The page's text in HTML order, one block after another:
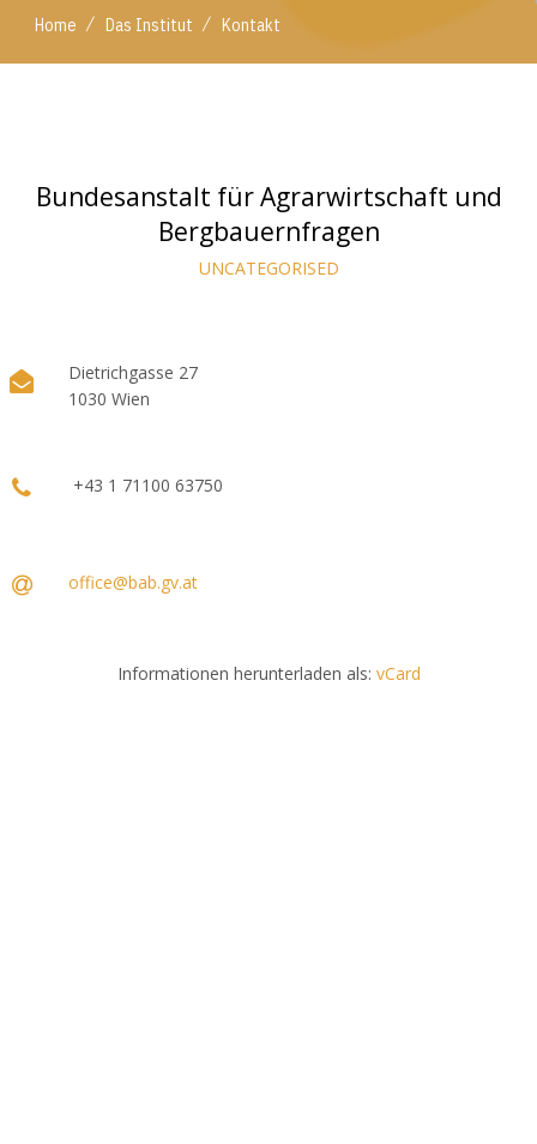
Home / Das Institut / Kontakt
Bundesanstalt für Agrarwirtschaft und
Bergbauernfragen
UNCATEGORISED
Dietrichgasse 27
1030 Wien
+43 1 71100 63750
office@bab.gv.at
Informationen herunterladen als: vCard